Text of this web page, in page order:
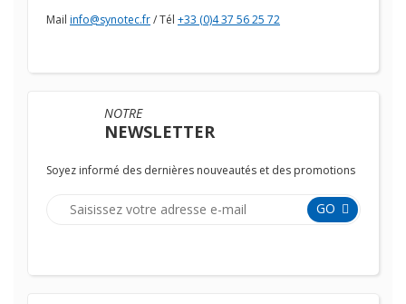
Mail info@synotec.fr/ Tél +33 (0)4 37 56 25 72
NOTRE
NEWSLETTER
Soyez informé des dernières nouveautés et des promotions
GO